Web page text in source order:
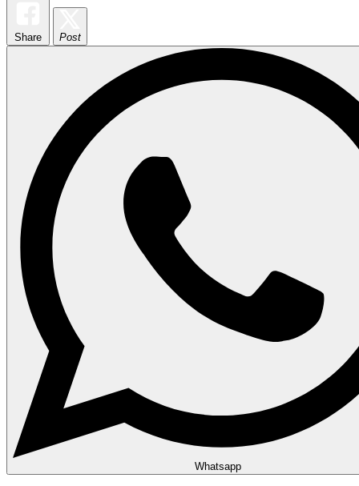
Share Post
Whatsapp